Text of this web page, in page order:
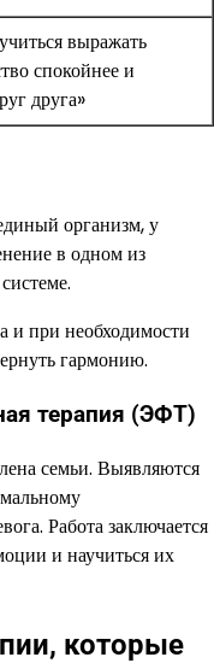
выражать
спокойнее и
друга»
организм, у
в одном из
и при необходимости
гармонию.
терапия (ЭФТ)
семьи. Выявляются
Работа заключается
и научиться их
которые